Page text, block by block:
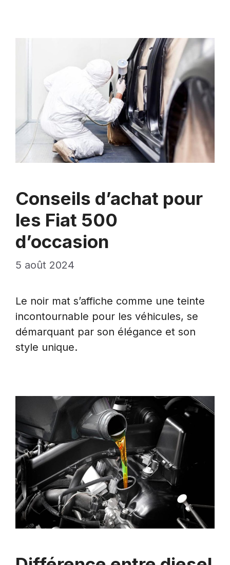
Conseils d’achat pour
les Fiat 500
d’occasion
5 août 2024
Le noir mat s’affiche comme une teinte
incontournable pour les véhicules, se
démarquant par son élégance et son
style unique.